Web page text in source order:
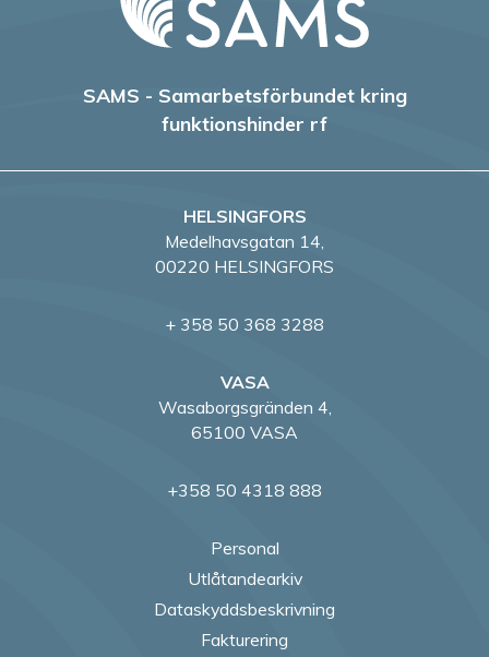
SAMS - Samarbetsförbundet kring
funktionshinder rf
HELSINGFORS
Medelhavsgatan 14,
00220 HELSINGFORS
+ 358 50 368 3288
VASA
Wasaborgsgränden 4,
65100 VASA
+358 50 4318 888
Personal
Utlåtandearkiv
Dataskyddsbeskrivning
Fakturering